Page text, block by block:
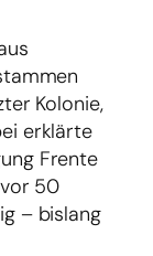
Kolonie,
erklärte
Frente
50
– bislang